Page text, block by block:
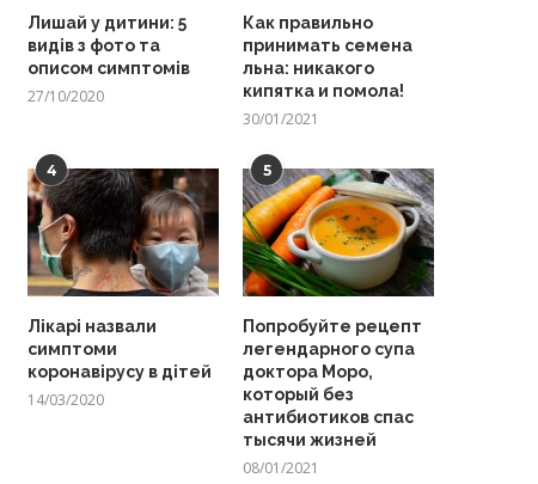
Лишай у дитини: 5
видів з фото та
описом симптомів
27/10/2020
Как правильно
принимать семена
льна: никакого
кипятка и помола!
30/01/2021
4
Лікарі назвали
симптоми
коронавірусу в дітей
14/03/2020
5
Попробуйте рецепт
легендарного супа
доктора Моро,
который без
антибиотиков спас
тысячи жизней
08/01/2021